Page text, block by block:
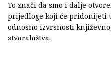
To znači da smo i dalje
prijedloge koji će pridonijeti
odnosno izvrsnosti
stvaralaštva.